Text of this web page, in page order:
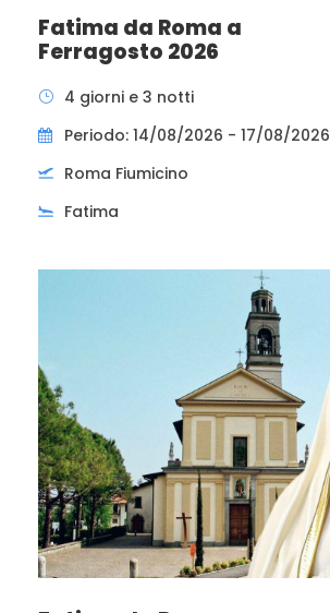
Fatima da Roma a
Ferragosto 2026
4 giorni e 3 notti
Periodo: 14/08/2026 - 17/08/2026
Roma Fiumicino
Fatima